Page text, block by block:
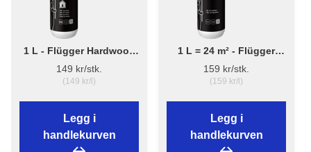
1 L - Flügger Hardwood
Cleaner - Teak/Trerens
149 kr/stk.
(149 kr/l)
Legg i
handlekurven
1 L = 24 m² - Flügger
Facade Anti-green
159 kr/stk.
(159 kr/l)
Legg i
handlekurven